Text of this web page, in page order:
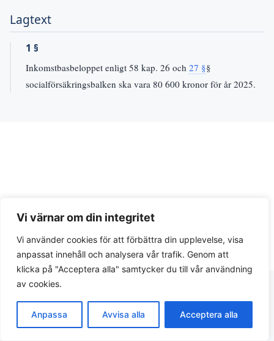
Vi värnar om din integritet
Vi använder cookies för att förbättra din upplevelse, visa
anpassat innehåll och analysera vår trafik. Genom att
klicka på "Acceptera alla" samtycker du till vår användning
av cookies.
Anpassa Avvisa alla Acceptera alla
Lagtext
1 §
Inkomstbasbeloppet enligt 58 kap. 26 och 27 §§
socialförsäkringsbalken ska vara 80 600 kronor för år 2025.
© 2026 Lagar.se. Svensk lagtext och juridiska guider.